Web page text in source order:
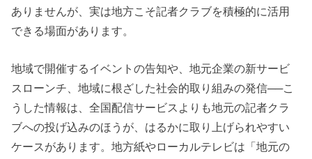
ありませんが、実は地方こそ記者クラブを積極的に活用
できる場面があります。
地域で開催するイベントの告知や、地元企業の新サービ
スローンチ、地域に根ざした社会的取り組みの発信──こ
うした情報は、全国配信サービスよりも地元の記者クラ
ブへの投げ込みのほうが、はるかに取り上げられやすい
ケースがあります。地方紙やローカルテレビは「地元の